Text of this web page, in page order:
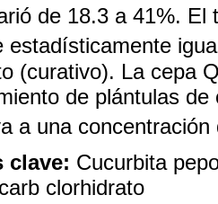
de 18.3 a 41%. El
estadísticamente
(curativo). La cepa
de plántulas
a una concentración
clave: Cucurbita
clorhidrato